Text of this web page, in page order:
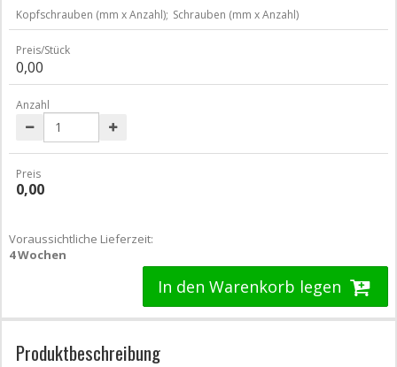
Kopfschrauben (mm x Anzahl); Schrauben (mm x Anzahl)
Preis/Stück
0,00
Anzahl
Preis
0,00
Voraussichtliche Lieferzeit:
4 Wochen
In den Warenkorb legen
Produktbeschreibung